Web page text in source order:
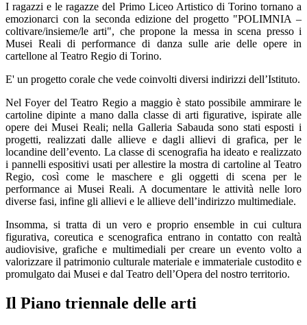
I ragazzi e le ragazze del Primo Liceo Artistico di Torino tornano a
emozionarci con la seconda edizione del progetto "POLIMNIA –
coltivare/insieme/le arti", che propone la messa in scena presso i
Musei Reali di performance di danza sulle arie delle opere in
cartellone al Teatro Regio di Torino.
E' un progetto corale che vede coinvolti diversi indirizzi dell’Istituto.
Nel Foyer del Teatro Regio a maggio è stato possibile ammirare le
cartoline dipinte a mano dalla classe di arti figurative, ispirate alle
opere dei Musei Reali; nella Galleria Sabauda sono stati esposti i
progetti, realizzati dalle allieve e dagli allievi di grafica, per le
locandine dell’evento. La classe di scenografia ha ideato e realizzato
i pannelli espositivi usati per allestire la mostra di cartoline al Teatro
Regio, così come le maschere e gli oggetti di scena per le
performance ai Musei Reali. A documentare le attività nelle loro
diverse fasi, infine gli allievi e le allieve dell’indirizzo multimediale.
Insomma, si tratta di un vero e proprio ensemble in cui cultura
figurativa, coreutica e scenografica entrano in contatto con realtà
audiovisive, grafiche e multimediali per creare un evento volto a
valorizzare il patrimonio culturale materiale e immateriale custodito e
promulgato dai Musei e dal Teatro dell’Opera del nostro territorio.
Il Piano triennale delle arti